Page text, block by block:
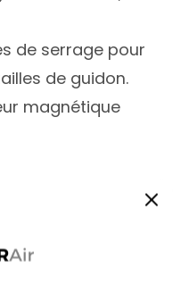
de serrage pour
de guidon.
magnétique